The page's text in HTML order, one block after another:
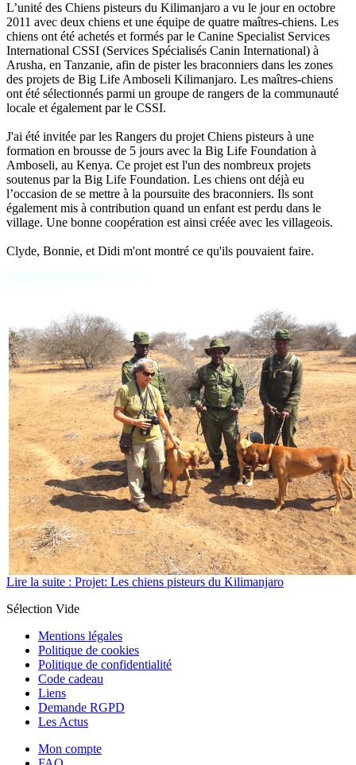
L’unité des Chiens pisteurs du Kilimanjaro a vu le jour en octobre
2011 avec deux chiens et une équipe de quatre maîtres-chiens. Les
chiens ont été achetés et formés par le Canine Specialist Services
International CSSI (Services Spécialisés Canin International) à
Arusha, en Tanzanie, afin de pister les braconniers dans les zones
des projets de Big Life Amboseli Kilimanjaro. Les maîtres-chiens
ont été sélectionnés parmi un groupe de rangers de la communauté
locale et également par le CSSI.
J'ai été invitée par les Rangers du projet Chiens pisteurs à une
formation en brousse de 5 jours avec la Big Life Foundation à
Amboseli, au Kenya. Ce projet est l'un des nombreux projets
soutenus par la Big Life Foundation. Les chiens ont déjà eu
l’occasion de se mettre à la poursuite des braconniers. Ils sont
également mis à contribution quand un enfant est perdu dans le
village. Une bonne coopération est ainsi créée avec les villageois.
Clyde, Bonnie, et Didi m'ont montré ce qu'ils pouvaient faire.
Lire la suite : Projet: Les chiens pisteurs du Kilimanjaro
Sélection Vide
Mentions légales
Politique de cookies
Politique de confidentialité
Code cadeau
Liens
Demande RGPD
Les Actus
Mon compte